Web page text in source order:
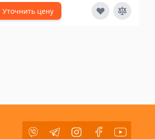
Уточнить цену
Viber TelegramInstagramFacebookYoutube